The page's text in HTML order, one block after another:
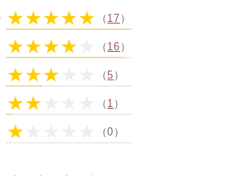
（ 17 ）
（ 16 ）
（5 ）
（ 1 ）
（0）